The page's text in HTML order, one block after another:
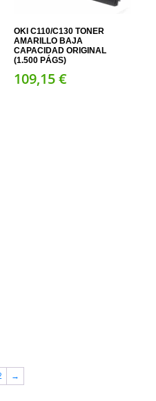
OKI C110/C130 TONER
AMARILLO BAJA
CAPACIDAD ORIGINAL
(1.500 PÁGS)
109,15€
→